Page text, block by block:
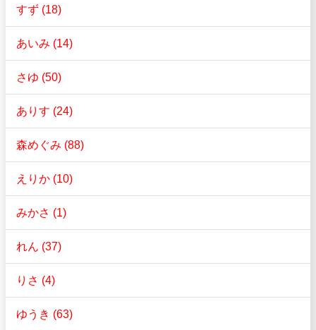
すず (18)
あいみ (14)
さゆ (50)
ありす (24)
森めぐみ (88)
えりか (10)
みかさ (1)
れん (37)
りさ (4)
ゆうき (63)